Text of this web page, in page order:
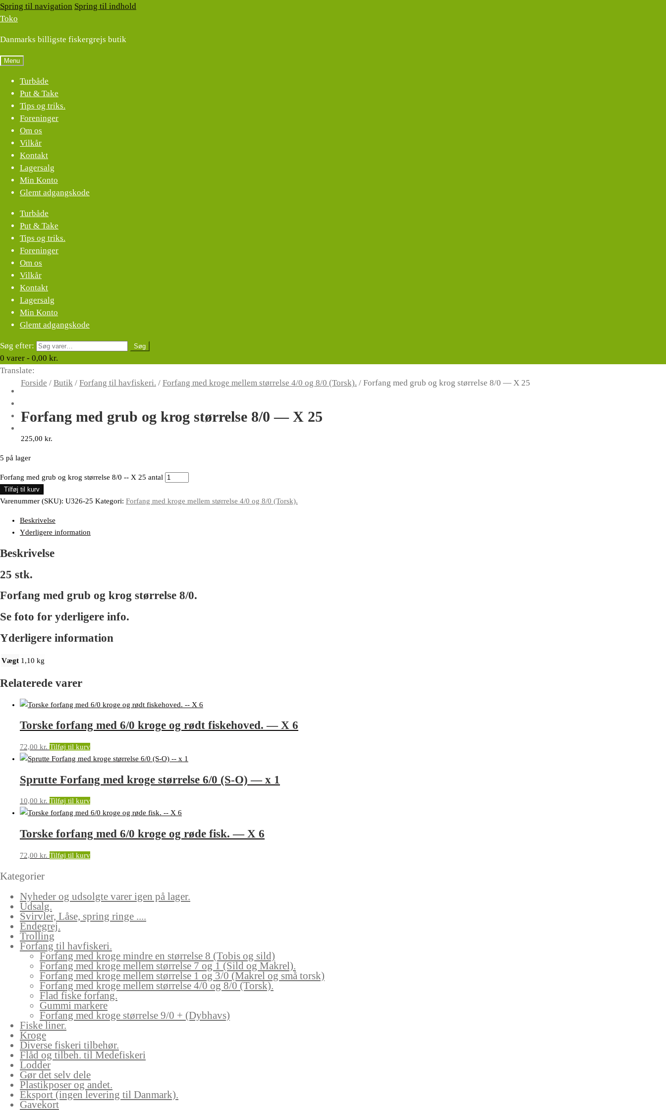
Spring til navigation Spring til indhold
Toko
Danmarks billigste fiskergrejs butik
Menu
Turbåde
Put & Take
Tips og triks.
Foreninger
Om os
Vilkår
Kontakt
Lagersalg
Min Konto
Glemt adgangskode
Turbåde
Put & Take
Tips og triks.
Foreninger
Om os
Vilkår
Kontakt
Lagersalg
Min Konto
Glemt adgangskode
Søg efter: Søg
0 varer - 0,00 kr.
Translate:
Forside / Butik / Forfang til havfiskeri. / Forfang med kroge mellem størrelse 4/0 og 8/0 (Torsk). / Forfang med grub og krog størrelse 8/0 — X 25
Forfang med grub og krog størrelse 8/0 — X 25
225,00 kr.
5 på lager
Forfang med grub og krog størrelse 8/0 -- X 25 antal
Tilføj til kurv
Varenummer (SKU): U326-25 Kategori: Forfang med kroge mellem størrelse 4/0 og 8/0 (Torsk).
Beskrivelse
Yderligere information
Beskrivelse
25 stk.
Forfang med grub og krog størrelse 8/0.
Se foto for yderligere info.
Yderligere information
Vægt 1,10 kg
Relaterede varer
Torske forfang med 6/0 kroge og rødt fiskehoved. — X 6
72,00 kr. Tilføj til kurv
Sprutte Forfang med kroge størrelse 6/0 (S-O) — x 1
10,00 kr. Tilføj til kurv
Torske forfang med 6/0 kroge og røde fisk. — X 6
72,00 kr. Tilføj til kurv
Kategorier
Nyheder og udsolgte varer igen på lager.
Udsalg.
Svirvler, Låse, spring ringe ....
Endegrej.
Trolling
Forfang til havfiskeri.
Forfang med kroge mindre en størrelse 8 (Tobis og sild)
Forfang med kroge mellem størrelse 7 og 1 (Sild og Makrel).
Forfang med kroge mellem størrelse 1 og 3/0 (Makrel og små torsk)
Forfang med kroge mellem størrelse 4/0 og 8/0 (Torsk).
Flad fiske forfang.
Gummi markere
Forfang med kroge størrelse 9/0 + (Dybhavs)
Fiske liner.
Kroge
Diverse fiskeri tilbehør.
Flåd og tilbeh. til Medefiskeri
Lodder
Gør det selv dele
Plastikposer og andet.
Eksport (ingen levering til Danmark).
Gavekort